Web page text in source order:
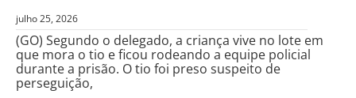
julho 25, 2026
(GO) Segundo o delegado, a criança vive no lote em
que mora o tio e ficou rodeando a equipe policial
durante a prisão. O tio foi preso suspeito de
perseguição,